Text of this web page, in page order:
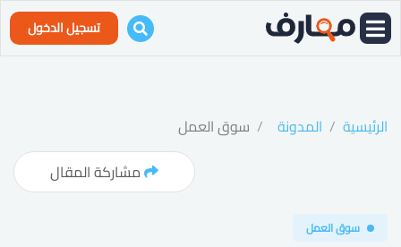
تسجيل الدخول
الرئيسية المدونة
سوق العمل
مشاركة المقال
سوق العمل